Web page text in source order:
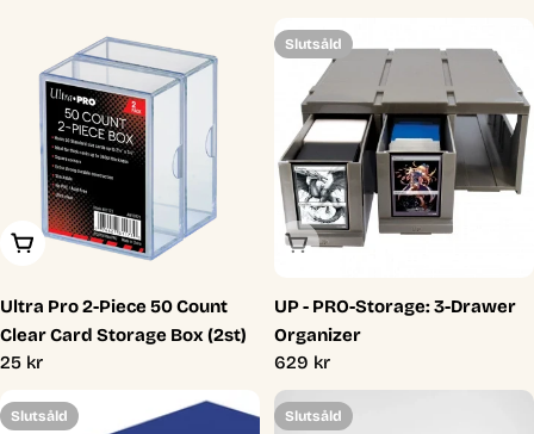
Lägg I Varukorg
Ultra Pro 2-Piece 50 Count
Clear Card Storage Box (2st)
Ordinarie
25 kr
Slutsåld
Slutsåld
UP - PRO-Storage: 3-Drawer
Organizer
Ordinarie
pris
629 kr
Slutsåld Slutsåld